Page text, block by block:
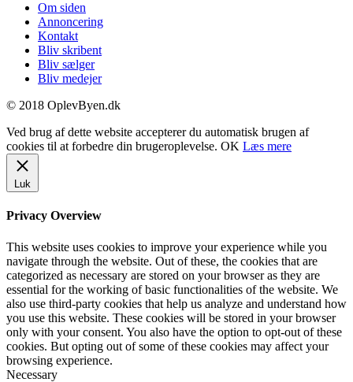
Om siden
Annoncering
Kontakt
Bliv skribent
Bliv sælger
Bliv medejer
© 2018 OplevByen.dk
Ved brug af dette website accepterer du automatisk brugen af
cookies til at forbedre din brugeroplevelse. OK Læs mere
Luk
Privacy Overview
This website uses cookies to improve your experience while you
navigate through the website. Out of these, the cookies that are
categorized as necessary are stored on your browser as they are
essential for the working of basic functionalities of the website. We
also use third-party cookies that help us analyze and understand how
you use this website. These cookies will be stored in your browser
only with your consent. You also have the option to opt-out of these
cookies. But opting out of some of these cookies may affect your
browsing experience.
Necessary